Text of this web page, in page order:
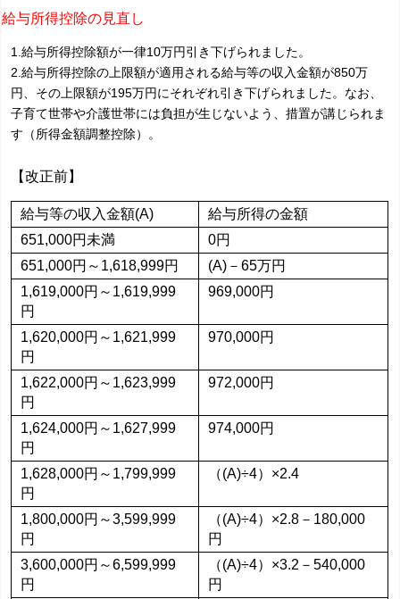
給与所得控除の見直し
1.給与所得控除額が一律10万円引き下げられました。
2.給与所得控除の上限額が適用される給与等の収入金額が850万
円、その上限額が195万円にそれぞれ引き下げられました。なお、
子育て世帯や介護世帯には負担が生じないよう、措置が講じられま
す（所得金額調整控除）。
【改正前】
給与等の収入金額(A)
給与所得の金額
651,000円未満
0円
651,000円～1,618,999円
(A)－65万円
1,619,000円～1,619,999
円
969,000円
1,620,000円～1,621,999
円
970,000円
1,622,000円～1,623,999
円
972,000円
1,624,000円～1,627,999
円
974,000円
1,628,000円～1,799,999
円
（(A)÷4）×2.4
1,800,000円～3,599,999
円
（(A)÷4）×2.8－180,000
円
3,600,000円～6,599,999
円
（(A)÷4）×3.2－540,000
円